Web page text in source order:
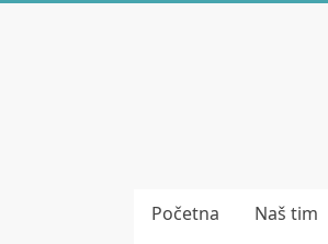
psihijatrije
Početna Naš tim